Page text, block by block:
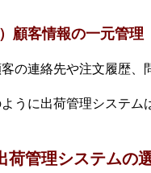
）顧客情報の一元管理
の連絡先や注文履歴、
ように出荷管理システム
荷管理システムの